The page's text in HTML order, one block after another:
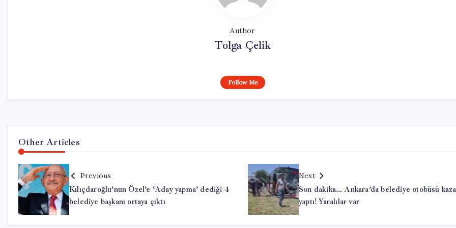
Author
Tolga Çelik
Follow Me
Other Articles
Previous
Kılıçdaroğlu’nun Özel’e ‘Aday yapma’ dediği 4
belediye başkanı ortaya çıktı
Next
Son dakika… Ankara’da belediye otobüsü kaza
yaptı! Yaralılar var